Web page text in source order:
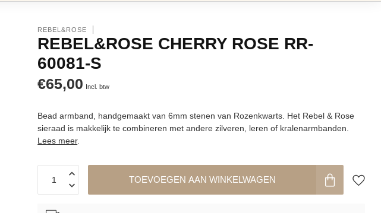
REBEL&ROSE
REBEL&ROSE CHERRY ROSE RR-
60081-S
€65,00 Incl. btw
Bead armband, handgemaakt van 6mm stenen van Rozenkwarts. Het Rebel & Rose
sieraad is makkelijk te combineren met andere zilveren, leren of kralenarmbanden.
Lees meer.
TOEVOEGEN AAN WINKELWAGEN